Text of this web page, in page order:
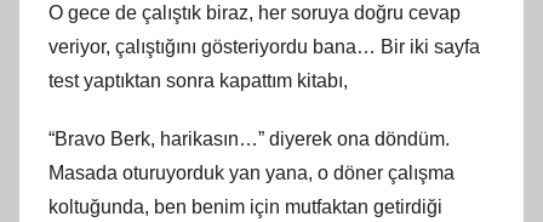
O gece de çalıştık biraz, her soruya doğru cevap
veriyor, çalıştığını gösteriyordu bana… Bir iki sayfa
test yaptıktan sonra kapattım kitabı,
“Bravo Berk, harikasın…” diyerek ona döndüm.
Masada oturuyorduk yan yana, o döner çalışma
koltuğunda, ben benim için mutfaktan getirdiği